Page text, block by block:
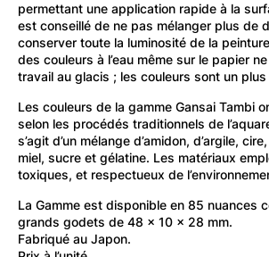
permettant une application rapide à la
est conseillé de ne pas mélanger plus de
conserver toute la luminosité de la
des couleurs à l’eau même sur le papier
travail au glacis ; les couleurs sont un
Les couleurs de la gamme Gansai Tambi
selon les procédés traditionnels de
s’agit d’un mélange d’amidon, d’argile,
miel, sucre et gélatine. Les matériaux
toxiques, et respectueux de
La Gamme est disponible en 85 nuances
grands godets de 48 x 10 x 28 mm.
Fabriqué au Japon.